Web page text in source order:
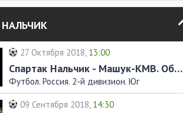
27 Октября 2018, 13:00
Спартак Нальчик - Машук-КМВ. Обзор матча
Футбол. Россия. 2-й дивизион. Юг
09 Сентября 2018, 14:30